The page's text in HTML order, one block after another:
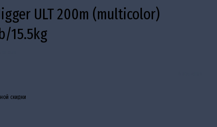
ULT 200m (multicolor)
15.5kg
скидки